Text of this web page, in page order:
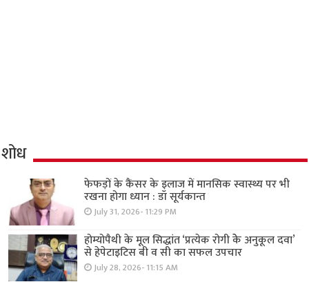
शोध
फेफड़ों के कैंसर के इलाज में मानसिक स्वास्थ्य पर भी
रखना होगा ध्यान : डॉ सूर्यकान्त
July 31, 2026- 11:29 PM
होम्योपैथी के मूल सिद्धांत ‘प्रत्येक रोगी केे अनुकूल दवा’
से हेपेटाइटिस बी व सी का सफल उपचार
July 28, 2026- 11:15 AM